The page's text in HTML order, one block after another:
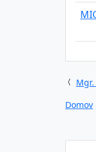
Domov